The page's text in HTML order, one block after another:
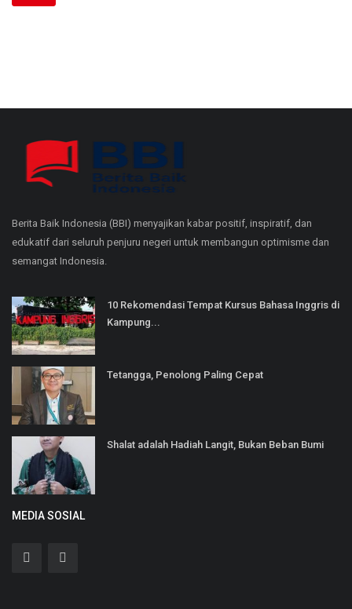
Berita Baik Indonesia (BBI) menyajikan kabar positif, inspiratif, dan
edukatif dari seluruh penjuru negeri untuk membangun optimisme dan
semangat Indonesia.
10 Rekomendasi Tempat Kursus Bahasa Inggris di
Kampung...
Tetangga, Penolong Paling Cepat
Shalat adalah Hadiah Langit, Bukan Beban Bumi
MEDIA SOSIAL